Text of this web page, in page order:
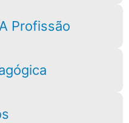
Profissão